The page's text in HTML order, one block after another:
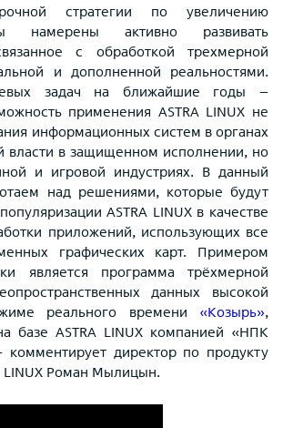
стратегии по увеличению
намерены активно развивать
с обработкой трехмерной
и дополненной реальностями.
задач на ближайшие годы –
применения ASTRA LINUX не
информационных систем в органах
власти в защищенном исполнении, но
и игровой индустриях. В данный
над решениями, которые будут
ASTRA LINUX в качестве
приложений, использующих все
графических карт. Примером
является программа трёхмерной
данных высокой
реального времени «Козырь»,
базе ASTRA LINUX компанией «НПК
комментирует директор по продукту
LINUX Роман Мылицын.